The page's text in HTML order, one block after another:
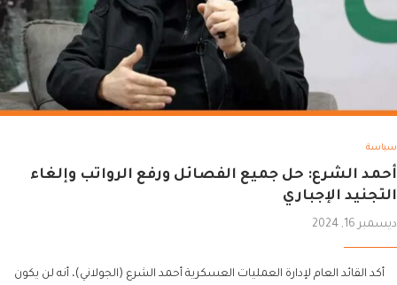
سياسة
أحمد الشرع: حل جميع الفصائل ورفع الرواتب وإلغاء
التجنيد الإجباري
ديسمبر 16, 2024
أكد القائد العام لإدارة العمليات العسكرية أحمد الشرع (الجولاني)، أنه لن يكون